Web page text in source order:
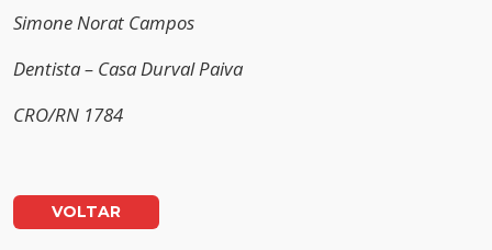
Simone Norat Campos
Dentista – Casa Durval Paiva
CRO/RN 1784
VOLTAR